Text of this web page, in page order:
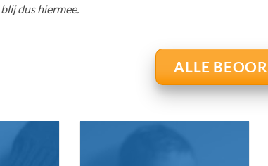
dus hiermee.
ALLE